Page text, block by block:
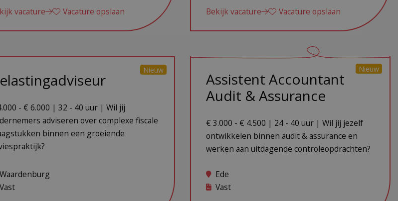
vacature Vacature opslaan Bekijk vacature Vacature opslaan
Nieuw
- € 6.000 | 32 - 40 uur | Wil jij
adviseren over complexe fiscale
binnen een groeiende
Waardenburg
Vast
Assistent Accountant
Audit & Assurance
Nieuw
€ 3.000 - € 4.500 | 24 - 40 uur | Wil jij jezelf
ontwikkelen binnen audit & assurance en
werken aan uitdagende controleopdrachten?
Ede
Vast